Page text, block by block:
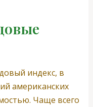
индекс, в
американских
Чаще всего